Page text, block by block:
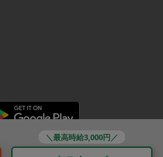
＼最高時給3,000円／